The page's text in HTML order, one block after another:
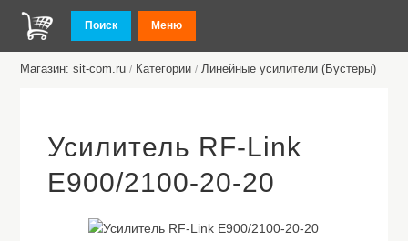
Поиск Меню
Магазин: sit-com.ru / Категории / Линейные усилители (Бустеры)
Усилитель RF-Link
E900/2100-20-20